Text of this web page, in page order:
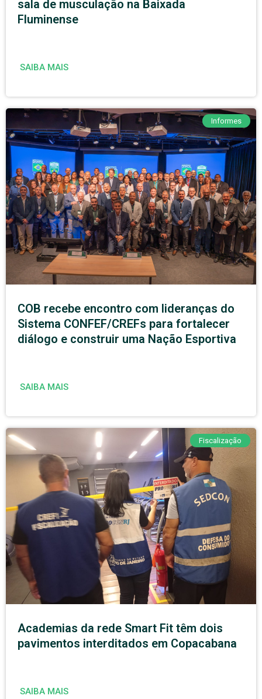
sala de musculação na Baixada
Fluminense
SAIBA MAIS
Informes
COB recebe encontro com lideranças do
Sistema CONFEF/CREFs para fortalecer
diálogo e construir uma Nação Esportiva
SAIBA MAIS
Fiscalização
Academias da rede Smart Fit têm dois
pavimentos interditados em Copacabana
SAIBA MAIS